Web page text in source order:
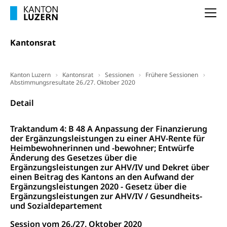
Kantonsrat
Kanton Luzern Kantonsrat Sessionen
Frühere Sessionen
Abstimmungsresultate 26./27. Oktober 2020
Detail
Traktandum 4: B 48 A Anpassung der Finanzierung
der Ergänzungsleistungen zu einer AHV-Rente für
Heimbewohnerinnen und -bewohner; Entwürfe
Änderung des Gesetzes über die
Ergänzungsleistungen zur AHV/IV und Dekret über
einen Beitrag des Kantons an den Aufwand der
Ergänzungsleistungen 2020 - Gesetz über die
Ergänzungsleistungen zur AHV/IV / Gesundheits-
und Sozialdepartement
Session vom 26./27. Oktober 2020
Wissenschaft, Forschung, Entwicklung, Projekte
Innovative Projekte Landwirtschaft und
Projektförderung Universität Luzern unilu
Umschulung, zweiter Bildungsweg,
Neuorientierung, Grundkompetenzen,
Berufsberatung, Standortbestimmung,
Berufsabschluss für Erwachsene
Erwachsenenmatura
Bildungsgutscheine Grundkompetenzen
Bildung & Berufsabschluss für Erwachsene
Fachperson Betreuung (verkürzte
Grundbildung)
Fachperson Gesundheit (verkürzte
Grundbildung)
Berufliche Grundbildung
Lehre, Berufsfachschule, Lehrbetrieb, Lehrvertrag,
Berufsberatung, Qualifikationsverfahren,
Berufswahl & Berufsberatung, Schnupperlehre und
Lehrstellensuche, Berufsmaturität,
Brückenangebote, Zugewanderte & Arbeitsmarkt,
Fachstelle Berufsbildung
Schulen und Berufsbildungszentren